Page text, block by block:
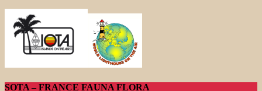
SOTA – FRANCE FAUNA FLORA